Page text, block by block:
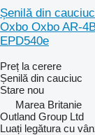
Șenilă din
Oxbo Oxbo
EPD540e
Preț la cerere
Șenilă din cauciuc
Stare nou
Marea Britanie
Outland Group Ltd
Luați legătura cu